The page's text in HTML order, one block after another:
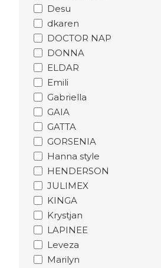
Desu
dkaren
DOCTOR NAP
DONNA
ELDAR
Emili
Gabriella
GAIA
GATTA
GORSENIA
Hanna style
HENDERSON
JULIMEX
KINGA
Krystjan
LAPINEE
Leveza
Marilyn